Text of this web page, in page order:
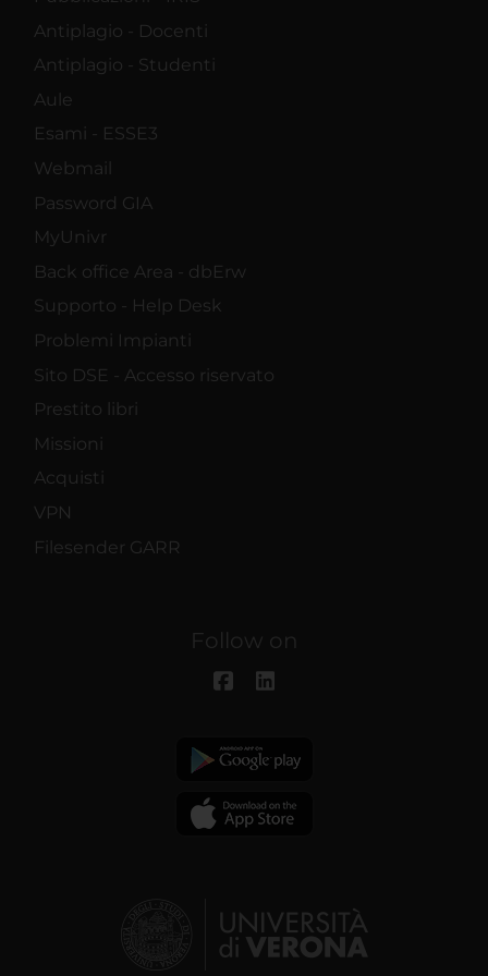
Antiplagio - Docenti
Antiplagio - Studenti
Aule
Esami - ESSE3
Webmail
Password GIA
MyUnivr
Back office Area - dbErw
Supporto - Help Desk
Problemi Impianti
Sito DSE - Accesso riservato
Prestito libri
Missioni
Acquisti
VPN
Filesender GARR
Follow on